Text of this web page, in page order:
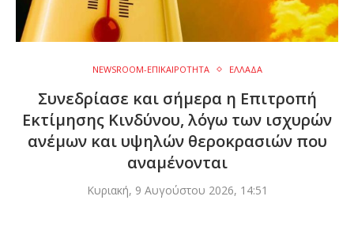
NEWSROOM-ΕΠΙΚΑΙΡΟΤΗΤΑ ΕΛΛΑΔΑ
Συνεδρίασε και σήμερα η Επιτροπή
Εκτίμησης Κινδύνου, λόγω των ισχυρών
ανέμων και υψηλών θεροκρασιών που
αναμένονται
Κυριακή, 9 Αυγούστου 2026, 14:51